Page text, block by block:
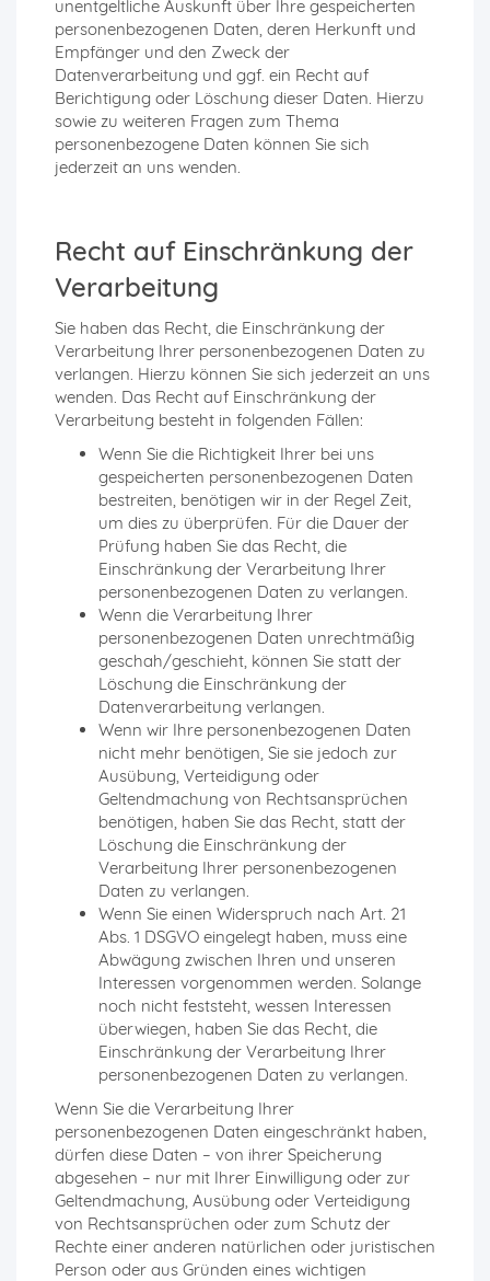
unentgeltliche Auskunft über Ihre gespeicherten
personenbezogenen Daten, deren Herkunft und
Empfänger und den Zweck der
Datenverarbeitung und ggf. ein Recht auf
Berichtigung oder Löschung dieser Daten. Hierzu
sowie zu weiteren Fragen zum Thema
personenbezogene Daten können Sie sich
jederzeit an uns wenden.
Recht auf Einschränkung der
Verarbeitung
Sie haben das Recht, die Einschränkung der
Verarbeitung Ihrer personenbezogenen Daten zu
verlangen. Hierzu können Sie sich jederzeit an uns
wenden. Das Recht auf Einschränkung der
Verarbeitung besteht in folgenden Fällen:
Wenn Sie die Richtigkeit Ihrer bei uns
gespeicherten personenbezogenen Daten
bestreiten, benötigen wir in der Regel Zeit,
um dies zu überprüfen. Für die Dauer der
Prüfung haben Sie das Recht, die
Einschränkung der Verarbeitung Ihrer
personenbezogenen Daten zu verlangen.
Wenn die Verarbeitung Ihrer
personenbezogenen Daten unrechtmäßig
geschah/geschieht, können Sie statt der
Löschung die Einschränkung der
Datenverarbeitung verlangen.
Wenn wir Ihre personenbezogenen Daten
nicht mehr benötigen, Sie sie jedoch zur
Ausübung, Verteidigung oder
Geltendmachung von Rechtsansprüchen
benötigen, haben Sie das Recht, statt der
Löschung die Einschränkung der
Verarbeitung Ihrer personenbezogenen
Daten zu verlangen.
Wenn Sie einen Widerspruch nach Art. 21
Abs. 1 DSGVO eingelegt haben, muss eine
Abwägung zwischen Ihren und unseren
Interessen vorgenommen werden. Solange
noch nicht feststeht, wessen Interessen
überwiegen, haben Sie das Recht, die
Einschränkung der Verarbeitung Ihrer
personenbezogenen Daten zu verlangen.
Wenn Sie die Verarbeitung Ihrer
personenbezogenen Daten eingeschränkt haben,
dürfen diese Daten – von ihrer Speicherung
abgesehen – nur mit Ihrer Einwilligung oder zur
Geltendmachung, Ausübung oder Verteidigung
von Rechtsansprüchen oder zum Schutz der
Rechte einer anderen natürlichen oder juristischen
Person oder aus Gründen eines wichtigen